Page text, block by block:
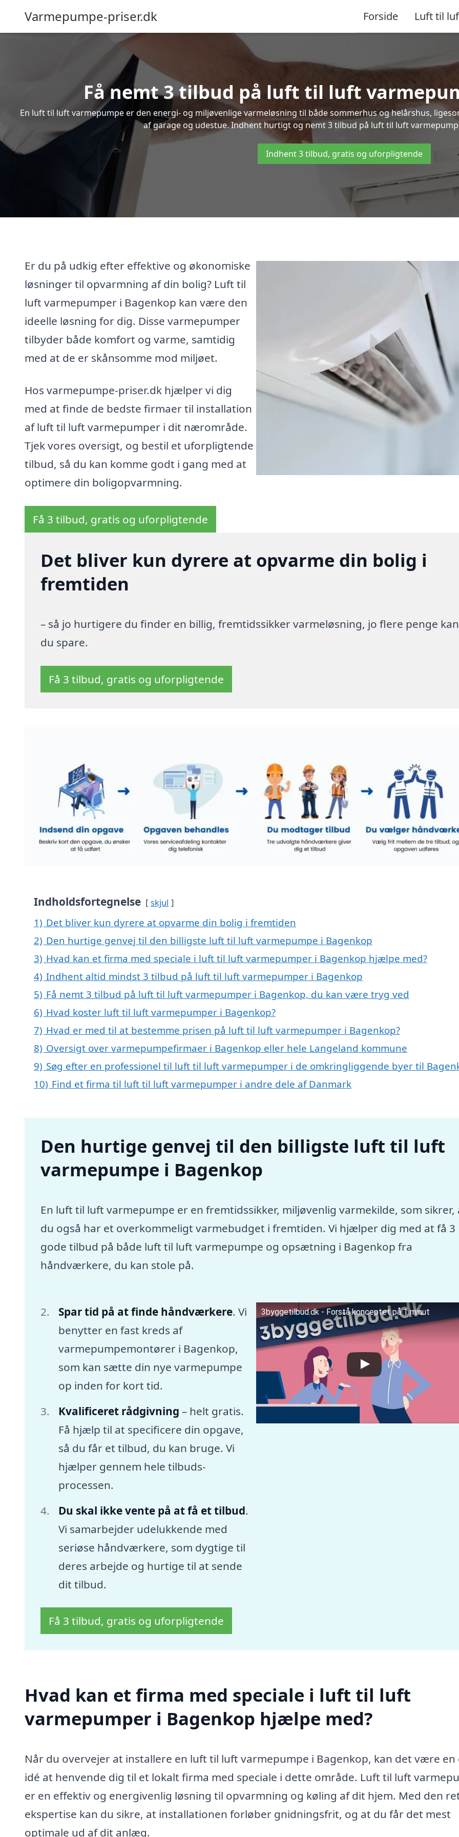
Varmepumpe-priser.dk Forside Luft til
Få nemt 3 tilbud på luft til luft
En luft til luft varmepumpe er den energi- og miljøvenlige varmeløsning til både sommerhus og helårshus,
af garage og udestue. Indhent hurtigt og nemt 3 tilbud på luft til luft
Indhent 3 tilbud, gratis og uforpligtende
Er du på udkig efter effektive og økonomiske
løsninger til opvarmning af din bolig? Luft til
luft varmepumper i Bagenkop kan være den
ideelle løsning for dig. Disse varmepumper
tilbyder både komfort og varme, samtidig
med at de er skånsomme mod miljøet.
Hos varmepumpe-priser.dk hjælper vi dig
med at finde de bedste firmaer til installation
af luft til luft varmepumper i dit nærområde.
Tjek vores oversigt, og bestil et uforpligtende
tilbud, så du kan komme godt i gang med at
optimere din boligopvarmning.
Få 3 tilbud, gratis og uforpligtende
Det bliver kun dyrere at opvarme din bolig i
fremtiden
– så jo hurtigere du finder en billig, fremtidssikker varmeløsning, jo flere penge kan
du spare.
Få 3 tilbud, gratis og uforpligtende
Indholdsfortegnelse skjul
1) Det bliver kun dyrere at opvarme din bolig i fremtiden
2) Den hurtige genvej til den billigste luft til luft varmepumpe i Bagenkop
3) Hvad kan et firma med speciale i luft til luft varmepumper i Bagenkop hjælpe med?
4) Indhent altid mindst 3 tilbud på luft til luft varmepumper i Bagenkop
5) Få nemt 3 tilbud på luft til luft varmepumper i Bagenkop, du kan være tryg ved
6) Hvad koster luft til luft varmepumper i Bagenkop?
7) Hvad er med til at bestemme prisen på luft til luft varmepumper i Bagenkop?
8) Oversigt over varmepumpefirmaer i Bagenkop eller hele Langeland kommune
9) Søg efter en professionel til luft til luft varmepumper i de omkringliggende byer til
10) Find et firma til luft til luft varmepumper i andre dele af Danmark
Den hurtige genvej til den billigste luft til luft
varmepumpe i Bagenkop
En luft til luft varmepumpe er en fremtidssikker, miljøvenlig varmekilde, som sikrer,
du også har et overkommeligt varmebudget i fremtiden. Vi hjælper dig med at få 3
gode tilbud på både luft til luft varmepumpe og opsætning i Bagenkop fra
håndværkere, du kan stole på.
Spar tid på at finde håndværkere. Vi
benytter en fast kreds af
varmepumpemontører i Bagenkop,
som kan sætte din nye varmepumpe
op inden for kort tid.
Kvalificeret rådgivning – helt gratis.
Få hjælp til at specificere din opgave,
så du får et tilbud, du kan bruge. Vi
hjælper gennem hele tilbuds-
processen.
Du skal ikke vente på at få et tilbud.
Vi samarbejder udelukkende med
seriøse håndværkere, som dygtige til
deres arbejde og hurtige til at sende
dit tilbud.
3byggetilbud.dk - Forstå konceptet på 1 minut
Få 3 tilbud, gratis og uforpligtende
Hvad kan et firma med speciale i luft til luft
varmepumper i Bagenkop hjælpe med?
Når du overvejer at installere en luft til luft varmepumpe i Bagenkop, kan det være en
idé at henvende dig til et lokalt firma med speciale i dette område. Luft til luft
er en effektiv og energivenlig løsning til opvarmning og køling af dit hjem. Med den
ekspertise kan du sikre, at installationen forløber gnidningsfrit, og at du får det mest
optimale ud af dit anlæg.